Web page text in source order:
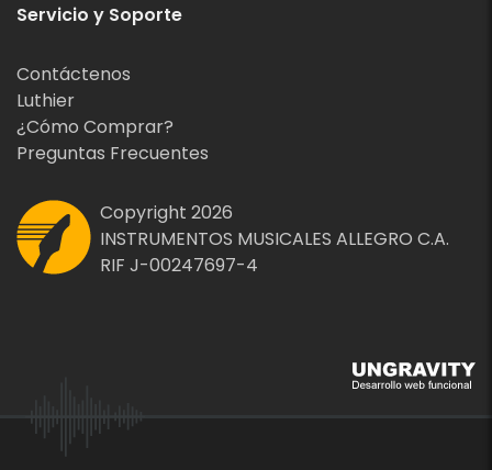
Servicio y Soporte
Contáctenos
Luthier
¿Cómo Comprar?
Preguntas Frecuentes
Copyright 2026
INSTRUMENTOS MUSICALES ALLEGRO C.A.
RIF J-00247697-4